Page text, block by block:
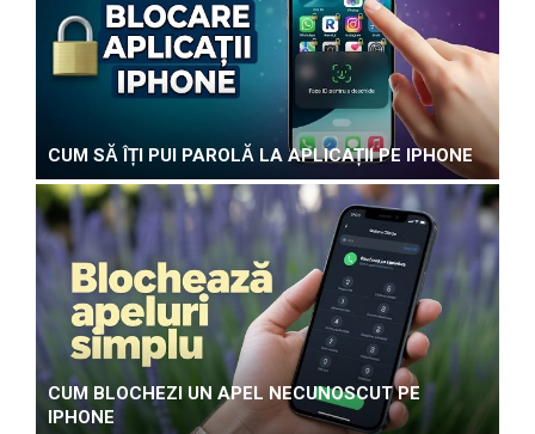
CUM SĂ ÎȚI PUI PAROLĂ LA APLICAȚII PE IPHONE
CUM BLOCHEZI UN APEL NECUNOSCUT PE
IPHONE